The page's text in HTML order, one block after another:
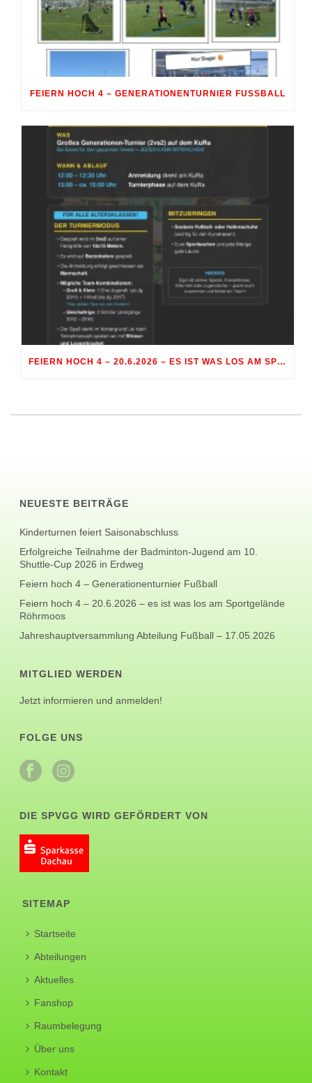
FEIERN HOCH 4 – GENERATIONENTURNIER FUSSBALL
FEIERN HOCH 4 – 20.6.2026 – ES IST WAS LOS AM SPORTGELÄNDE RÖHRMOOS
NEUESTE BEITRÄGE
Kinderturnen feiert Saisonabschluss
Erfolgreiche Teilnahme der Badminton-Jugend am 10.
Shuttle-Cup 2026 in Erdweg
Feiern hoch 4 – Generationenturnier Fußball
Feiern hoch 4 – 20.6.2026 – es ist was los am Sportgelände
Röhrmoos
Jahreshauptversammlung Abteilung Fußball – 17.05.2026
MITGLIED WERDEN
Jetzt informieren und anmelden!
FOLGE UNS
DIE SPVGG WIRD GEFÖRDERT VON
SITEMAP
Startseite
Abteilungen
Aktuelles
Fanshop
Raumbelegung
Über uns
Kontakt